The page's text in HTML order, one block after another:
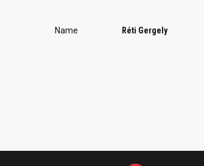
Name Réti Gergely